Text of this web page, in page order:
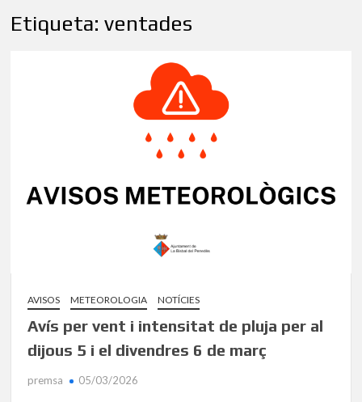
Etiqueta:ventades
AVISOS METEOROLOGIA NOTÍCIES
Avís per vent i intensitat de pluja per al
dijous 5 i el divendres 6 de març
premsa 05/03/2026